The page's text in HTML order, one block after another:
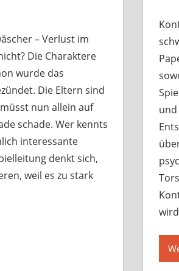
– Verlust im
Die Charaktere
wurde das
Die Eltern sind
nun allein auf
schade. Wer kennts
interessante
denkt sich,
weil es zu stark